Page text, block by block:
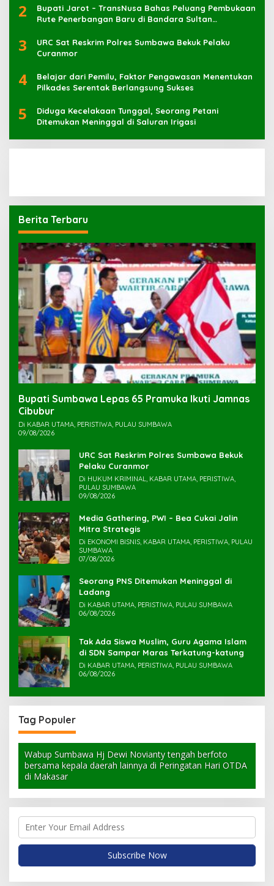
2
Bupati Jarot – TransNusa Bahas Peluang Pembukaan
Rute Penerbangan Baru di Bandara Sultan
3
URC Sat Reskrim Polres Sumbawa Bekuk Pelaku
4
Belajar dari Pemilu, Faktor Pengawasan Menentukan
Pilkades Serentak Berlangsung Sukses
5
Diduga Kecelakaan Tunggal, Seorang Petani
Ditemukan Meninggal di Saluran Irigasi
Berita Terbaru
Bupati Sumbawa Lepas 65 Pramuka Ikuti Jamnas
Cibubur ‎
Di KABAR UTAMA, PERISTIWA, PULAU SUMBAWA
09/08/2026
URC Sat Reskrim Polres Sumbawa Bekuk
Di HUKUM KRIMINAL, KABAR UTAMA, PERISTIWA,
PULAU SUMBAWA
09/08/2026
Media Gathering, PWI – Bea Cukai Jalin
Mitra Strategis
Di EKONOMI BISNIS, KABAR UTAMA, PERISTIWA, PULAU
SUMBAWA
07/08/2026
Seorang PNS Ditemukan Meninggal di
Ladang
Di KABAR UTAMA, PERISTIWA, PULAU SUMBAWA
06/08/2026
Tak Ada Siswa Muslim, Guru Agama Islam
di SDN Sampar Maras Terkatung-katung ‎
Di KABAR UTAMA, PERISTIWA, PULAU SUMBAWA
06/08/2026
Tag Populer
Wabup Sumbawa Hj Dewi Novianty tengah berfoto
bersama kepala daerah lainnya di Peringatan Hari OTDA
di Makasar